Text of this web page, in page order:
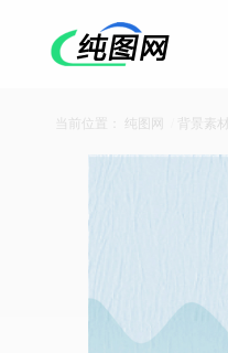
当前位置： 纯图网 背景素材